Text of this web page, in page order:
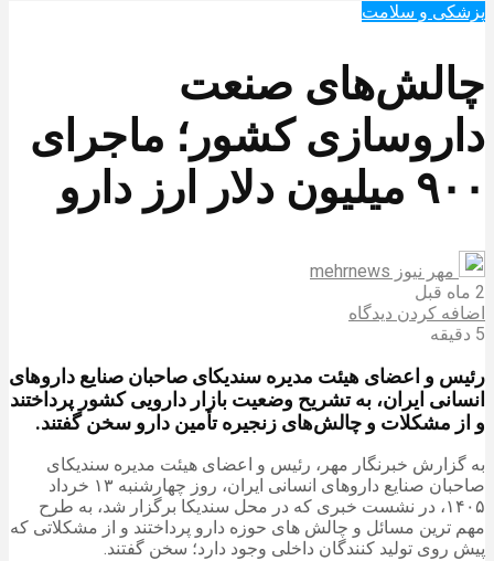
پزشکی و سلامت
چالش‌های صنعت
داروسازی کشور؛ ماجرای
۹۰۰ میلیون دلار ارز دارو
مهر نیوز mehrnews
2 ماه قبل
اضافه کردن دیدگاه
5 دقیقه
رئیس و اعضای هیئت مدیره سندیکای صاحبان صنایع داروهای
انسانی ایران، به تشریح وضعیت بازار دارویی کشور پرداختند
و از مشکلات و چالش‌های زنجیره تأمین دارو سخن گفتند.
به گزارش خبرنگار مهر، رئیس و اعضای هیئت مدیره سندیکای
صاحبان صنایع داروهای انسانی ایران، روز چهارشنبه ۱۳ خرداد
۱۴۰۵، در نشست خبری که در محل سندیکا برگزار شد، به طرح
مهم ترین مسائل و چالش های حوزه دارو پرداختند و از مشکلاتی که
پیش روی تولید کنندگان داخلی وجود دارد؛ سخن گفتند.